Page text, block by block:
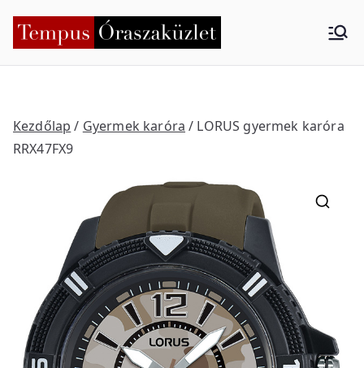
Tempus
küzlet
Kezdőlap / Gyermek karóra / LORUS gyermek karóra
RRX47FX9